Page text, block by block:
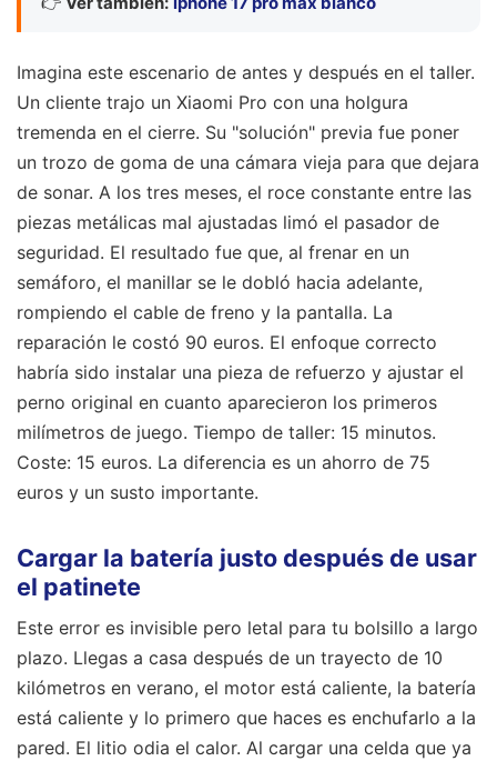
Imagina este escenario de antes y después en el taller.
Un cliente trajo un Xiaomi Pro con una holgura
tremenda en el cierre. Su "solución" previa fue poner
un trozo de goma de una cámara vieja para que dejara
de sonar. A los tres meses, el roce constante entre las
piezas metálicas mal ajustadas limó el pasador de
seguridad. El resultado fue que, al frenar en un
semáforo, el manillar se le dobló hacia adelante,
rompiendo el cable de freno y la pantalla. La
reparación le costó 90 euros. El enfoque correcto
habría sido instalar una pieza de refuerzo y ajustar el
perno original en cuanto aparecieron los primeros
milímetros de juego. Tiempo de taller: 15 minutos.
Coste: 15 euros. La diferencia es un ahorro de 75
euros y un susto importante.
Cargar la batería justo después de usar
el patinete
Este error es invisible pero letal para tu bolsillo a largo
plazo. Llegas a casa después de un trayecto de 10
kilómetros en verano, el motor está caliente, la batería
está caliente y lo primero que haces es enchufarlo a la
pared. El litio odia el calor. Al cargar una celda que ya